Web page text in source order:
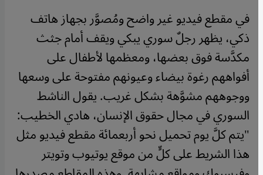
في مقطع فيديو غير واضح ومُصوَّر بجهاز هاتف
ذكي، يظهر رجلٌ سوري يبكي ويقف أمام جثث
مكدَّسة فوق بعضها، ومعظمها لأطفال على
أفواههم رغوة بيضاء وعيونهم مفتوحة على وسعها
ووجوههم مشوَّهة بشكل غريب.يقول الناشط
السوري في مجال حقوق الإنسان، هادي الخطيب:
"يتم كلَّ يوم تحميل نحو أربعمائة مقطع فيديو مثل
هذا الشريط على كلٍّ من موقع يوتيوب وتويتر